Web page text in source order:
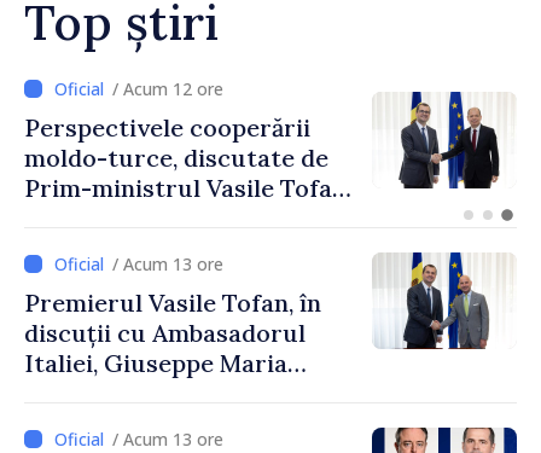
Top știri
/ Acum 12 ore
Perspectivele cooperării
moldo-turce, discutate de
Prim-ministrul Vasile Tofan
Uygar Mustafa Sertel
/ Acum 13 ore
Premierul Vasile Tofan, în
discuții cu Ambasadorul
Italiei, Giuseppe Maria
/ Acum 13 ore